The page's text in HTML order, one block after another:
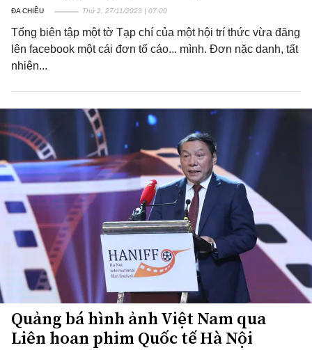
ĐA CHIỀU Thứ 2, 27/11/2023 | 07:00
Tổng biên tập một tờ Tạp chí của một hội trí thức vừa đăng
lên facebook một cái đơn tố cáo... mình. Đơn nặc danh, tất
nhiên...
Quảng bá hình ảnh Việt Nam qua
Liên hoan phim Quốc tế Hà Nội